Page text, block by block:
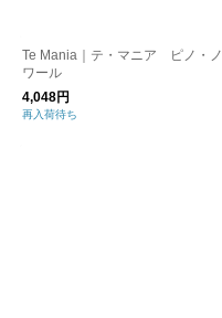
Te Mania｜テ・マニア ピノ・ノ
ワール
4,048円
再入荷待ち